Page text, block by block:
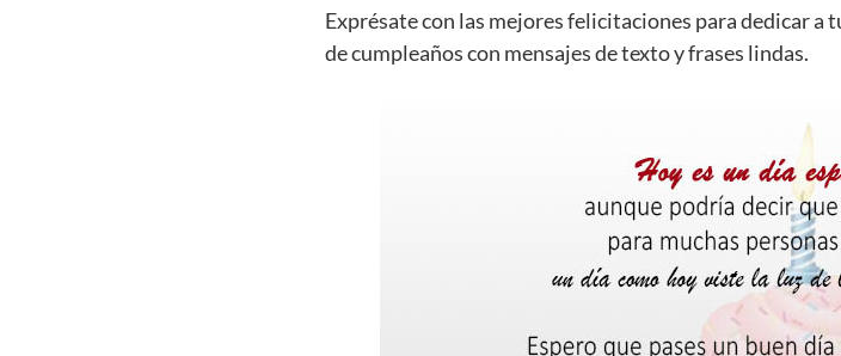
Exprésate con las mejores felicitaciones para dedicar a
de cumpleaños con mensajes de texto y frases lindas.